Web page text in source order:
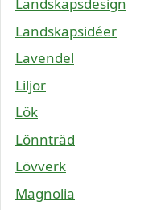
Landskapsdesign
Landskapsidéer
Lavendel
Liljor
Lök
Lönnträd
Lövverk
Magnolia